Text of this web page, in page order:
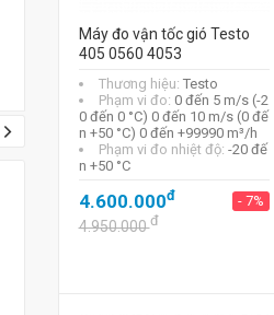
Máy đo tốc độ gió
và nhiệt độ Kimo
Máy đo vận tốc gió Testo
405 0560 4053
Thương hiệu: Testo
Phạm vi đo: 0 đến 5 m/s (-2
0 đến 0 °C) 0 đến 10 m/s (0 đế
n +50 °C) 0 đến +99990 m³/h
Phạm vi đo nhiệt độ: -20 đế
n +50 °C
4.600.000đ - 7%
4.950.000đ